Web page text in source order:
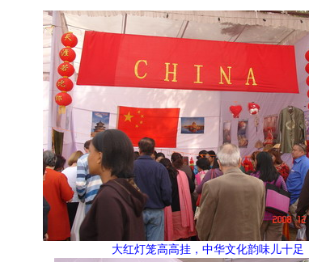
大红灯笼高高挂，中华文化韵味儿十足